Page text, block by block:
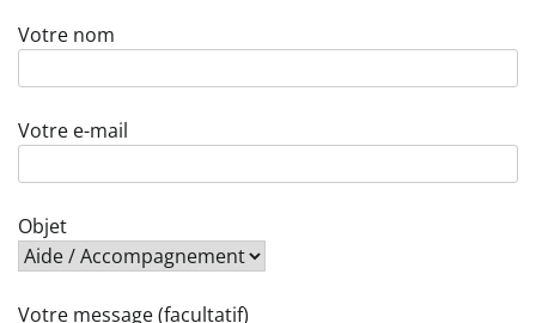
Votre nom
Votre e-mail
Objet
Votre message (facultatif)